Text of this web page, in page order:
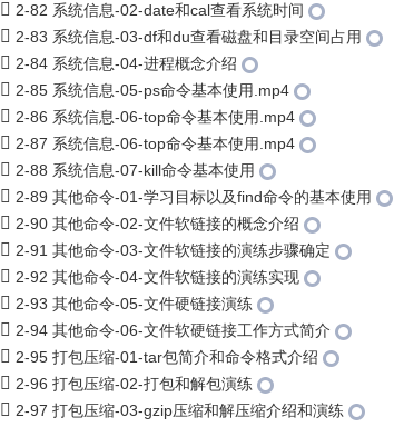
2-82 系统信息-02-date和cal查看系统时间
2-83 系统信息-03-df和du查看磁盘和目录空间占用
2-84 系统信息-04-进程概念介绍
2-85 系统信息-05-ps命令基本使用.mp4
2-86 系统信息-06-top命令基本使用.mp4
2-87 系统信息-06-top命令基本使用.mp4
2-88 系统信息-07-kill命令基本使用
2-89 其他命令-01-学习目标以及find命令的基本使用
2-90 其他命令-02-文件软链接的概念介绍
2-91 其他命令-03-文件软链接的演练步骤确定
2-92 其他命令-04-文件软链接的演练实现
2-93 其他命令-05-文件硬链接演练
2-94 其他命令-06-文件软硬链接工作方式简介
2-95 打包压缩-01-tar包简介和命令格式介绍
2-96 打包压缩-02-打包和解包演练
2-97 打包压缩-03-gzip压缩和解压缩介绍和演练